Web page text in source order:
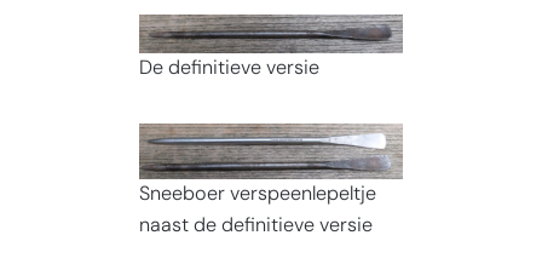
De definitieve versie
Sneeboer verspeenlepeltje
naast de definitieve versie